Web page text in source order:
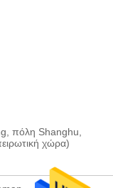
πόλη Shanghu,
χώρα)